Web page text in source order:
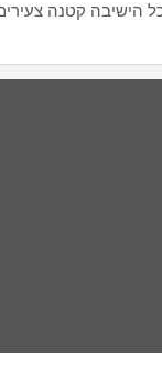
הישיבה קטנה